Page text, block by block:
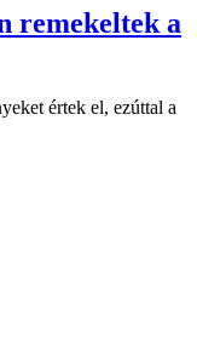
remekeltek a
értek el, ezúttal a